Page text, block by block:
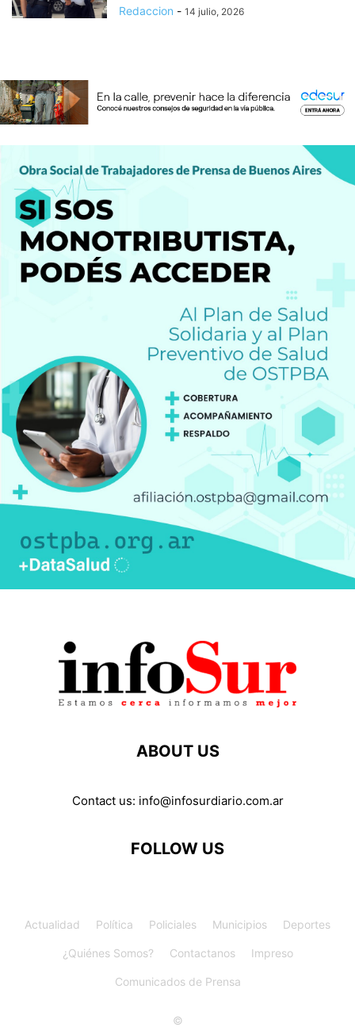
Redaccion - 14 julio, 2026
ABOUT US
Contact us: info@infosurdiario.com.ar
FOLLOW US
Actualidad Política Policiales Municipios Deportes
¿Quiénes Somos? Contactanos Impreso
Comunicados de Prensa
©